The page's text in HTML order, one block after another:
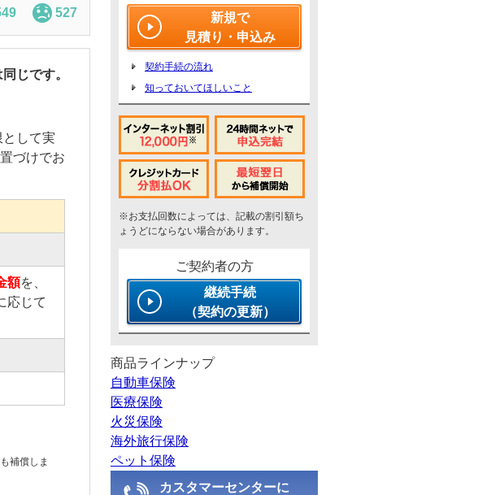
527
じです。
して実
づけでお
額を、
応じて
補償しま
新規で
見積り・申込み
契約手続の流れ
知っておいてほしいこと
※お支払回数によっては、記載の割引額ち
ょうどにならない場合があります。
ご契約者の方
継続手続
（契約の更新）
商品ラインナップ
自動車保険
医療保険
火災保険
海外旅行保険
ペット保険
カスタマーセンターに